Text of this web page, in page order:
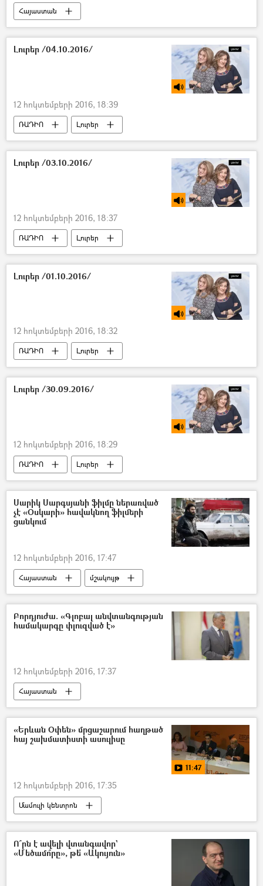
Հայաստան
Լուրեր /04.10.2016/
12 հոկտեմբերի 2016, 18:39
ՌԱԴԻՈ Լուրեր
Լուրեր /03.10.2016/
12 հոկտեմբերի 2016, 18:37
ՌԱԴԻՈ Լուրեր
Լուրեր /01.10.2016/
12 հոկտեմբերի 2016, 18:32
ՌԱԴԻՈ Լուրեր
Լուրեր /30.09.2016/
12 հոկտեմբերի 2016, 18:29
ՌԱԴԻՈ Լուրեր
Սարիկ Սարգսյանի ֆիլմը ներառված
չէ «Օսկարի» հավակնող ֆիլմերի
ցանկում
12 հոկտեմբերի 2016, 17:47
Հայաստան մշակույթ
Բորդյուժա. «Գլոբալ անվտանգության
համակարգը փլուզված է»
12 հոկտեմբերի 2016, 17:37
Հայաստան
«Երևան Օփեն» մրցաշարում հաղթած
հայ շախմատիստի ասուլիսը
11:47
12 հոկտեմբերի 2016, 17:35
Մամուլի կենտրոն
Տեսանյութեր մամուլի կենտրոնից
Ո՞րն է ավելի վտանգավոր`
«Մեծամո՞րը», թե՞ «Ակույուն»